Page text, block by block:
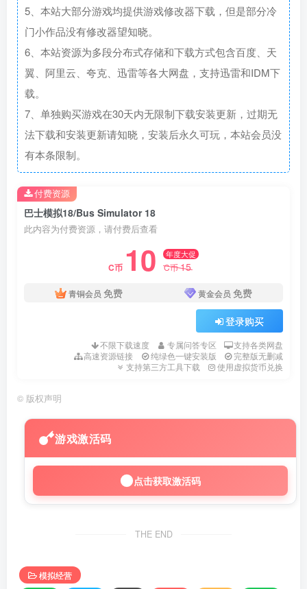
5、本站大部分游戏均提供游戏修改器下载，但是部分冷
门小作品没有修改器望知晓。
6、本站资源为多段分布式存储和下载方式包含百度、天
翼、阿里云、夸克、迅雷等各大网盘，支持迅雷和IDM下
载。
7、单独购买游戏在30天内无限制下载安装更新，过期无
法下载和安装更新请知晓，安装后永久可玩，本站会员没
有本条限制。
巴士模拟18/Bus Simulator 18
此内容为付费资源，请付费后查看
C币 10 年度大促
C币15
青铜会员 免费 黄金会员 免费
登录购买
不限下载速度 专属问答专区
支持各类网盘
高速资源链接
纯绿色一键安装版
完整版无删减
支持第三方工具下载
使用虚拟货币兑换
付费资源
© 版权声明
游戏激活码
点击获取激活码
THE END
模拟经营